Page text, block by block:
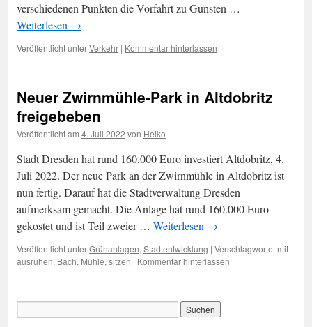
verschiedenen Punkten die Vorfahrt zu Gunsten …
Weiterlesen →
Veröffentlicht unterVerkehr | Kommentar hinterlassen
Neuer Zwirnmühle-Park in Altdobritz
freigebeben
Veröffentlicht am 4. Juli 2022 von Heiko
Stadt Dresden hat rund 160.000 Euro investiert Altdobritz, 4.
Juli 2022. Der neue Park an der Zwirnmühle in Altdobritz ist
nun fertig. Darauf hat die Stadtverwaltung Dresden
aufmerksam gemacht. Die Anlage hat rund 160.000 Euro
gekostet und ist Teil zweier … Weiterlesen →
Veröffentlicht unterGrünanlagen, Stadtentwicklung | Verschlagwortet mit
ausruhen, Bach, Mühle, sitzen | Kommentar hinterlassen